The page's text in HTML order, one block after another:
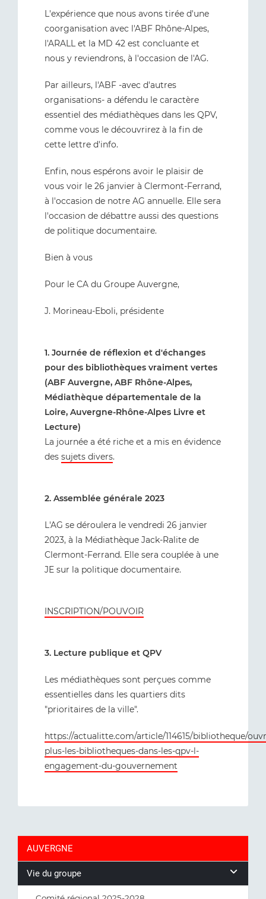
L'expérience que nous avons tirée d'une
coorganisation avec l'ABF Rhône-Alpes,
l'ARALL et la MD 42 est concluante et
nous y reviendrons, à l'occasion de l'AG.
Par ailleurs, l'ABF -avec d'autres
organisations- a défendu le caractère
essentiel des médiathèques dans les QPV,
comme vous le découvrirez à la fin de
cette lettre d'info.
Enfin, nous espérons avoir le plaisir de
vous voir le 26 janvier à Clermont-Ferrand,
à l'occasion de notre AG annuelle. Elle sera
l'occasion de débattre aussi des questions
de politique documentaire.
Bien à vous
Pour le CA du Groupe Auvergne,
J. Morineau-Eboli, présidente
1. Journée de réflexion et d'échanges
pour des bibliothèques vraiment vertes
(ABF Auvergne, ABF Rhône-Alpes,
Médiathèque départementale de la
Loire, Auvergne-Rhône-Alpes Livre et
Lecture)
La journée a été riche et a mis en évidence
des sujets divers.
2. Assemblée générale 2023
L'AG se déroulera le vendredi 26 janvier
2023, à la Médiathèque Jack-Ralite de
Clermont-Ferrand. Elle sera couplée à une
JE sur la politique documentaire.
INSCRIPTION/POUVOIR
3. Lecture publique et QPV
Les médiathèques sont perçues comme
essentielles dans les quartiers dits
"prioritaires de la ville".
https://actualitte.com/article/114615/bibliotheque/
plus-les-bibliotheques-dans-les-qpv-l-
engagement-du-gouvernement
AUVERGNE
Vie du groupe